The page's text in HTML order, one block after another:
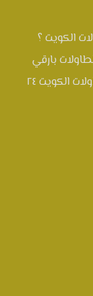
الكويت ؟
بارقي
الموديلات : اتصل خدمة تاجير كراسي وطاولات الكويت ٢٤